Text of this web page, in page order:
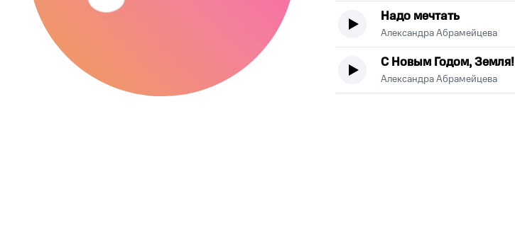
Надо мечтать
Александра Абрамейцева
С Новым Годом, Земля!
Александра Абрамейцева